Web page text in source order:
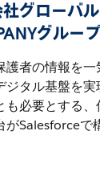
グローバ
グループ
護者の情報を一
ジタル基盤を実
も必要とする、
がSalesforceで